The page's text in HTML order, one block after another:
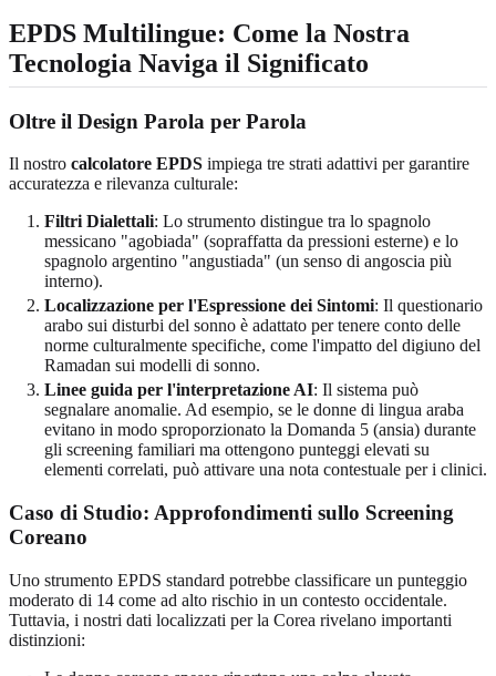
EPDS Multilingue: Come la Nostra
Tecnologia Naviga il Significato
Oltre il Design Parola per Parola
Il nostro calcolatore EPDS impiega tre strati adattivi per garantire
accuratezza e rilevanza culturale:
Filtri Dialettali: Lo strumento distingue tra lo spagnolo
messicano "agobiada" (sopraffatta da pressioni esterne) e lo
spagnolo argentino "angustiada" (un senso di angoscia più
interno).
Localizzazione per l'Espressione dei Sintomi: Il questionario
arabo sui disturbi del sonno è adattato per tenere conto delle
norme culturalmente specifiche, come l'impatto del digiuno del
Ramadan sui modelli di sonno.
Linee guida per l'interpretazione AI: Il sistema può
segnalare anomalie. Ad esempio, se le donne di lingua araba
evitano in modo sproporzionato la Domanda 5 (ansia) durante
gli screening familiari ma ottengono punteggi elevati su
elementi correlati, può attivare una nota contestuale per i clinici.
Caso di Studio: Approfondimenti sullo Screening
Coreano
Uno strumento EPDS standard potrebbe classificare un punteggio
moderato di 14 come ad alto rischio in un contesto occidentale.
Tuttavia, i nostri dati localizzati per la Corea rivelano importanti
distinzioni: